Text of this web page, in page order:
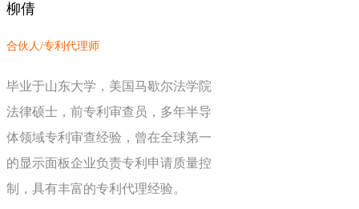
柳倩
合伙人/专利代理师
毕业于山东大学，美国马歇尔法学院
法律硕士，前专利审查员，多年半导
体领域专利审查经验，曾在全球第一
的显示面板企业负责专利申请质量控
制，具有丰富的专利代理经验。